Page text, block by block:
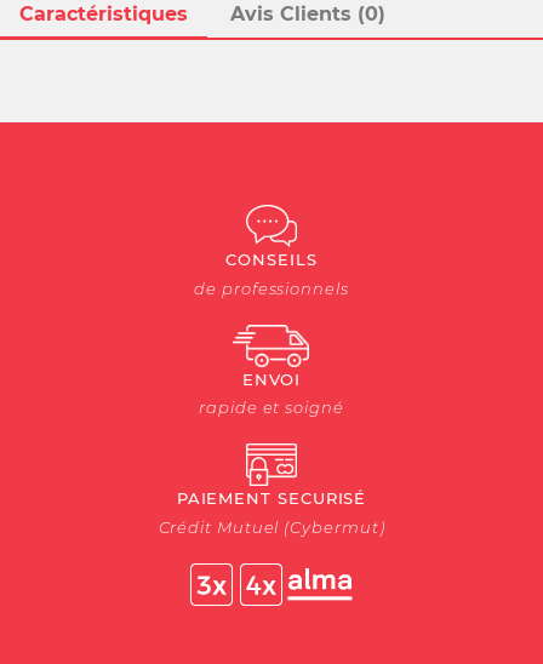
Caractéristiques Avis Clients (0)
CONSEILS
de professionnels
ENVOI
rapide et soigné
PAIEMENT SECURISÉ
Crédit Mutuel (Cybermut)